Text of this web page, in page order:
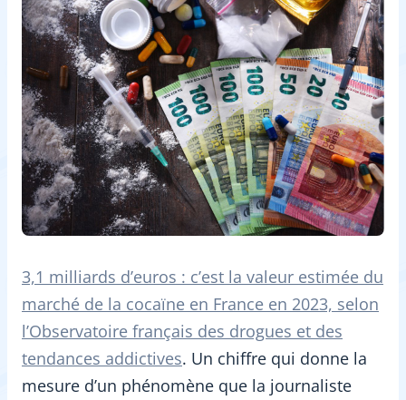
3,1 milliards d’euros : c’est la valeur estimée du
marché de la cocaïne en France en 2023, selon
l’Observatoire français des drogues et des
tendances addictives. Un chiffre qui donne la
mesure d’un phénomène que la journaliste